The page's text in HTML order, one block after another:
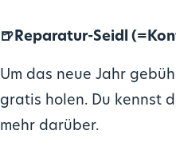
🍺Reparatur-Seidl
Um das neue Jahr
gratis holen. Du kennst
mehr darüber.